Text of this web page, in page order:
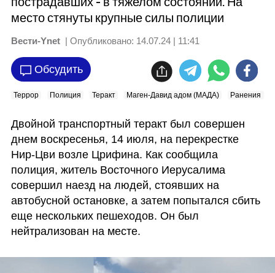
место стянуты крупные силы полиции
Вести-Ynet | Опубликовано: 14.07.24 | 11:41
Обсудить
Террор Полиция Теракт Маген-Давид адом (МАДА) Ранения
Двойной транспортный теракт был совершен
днем воскресенья, 14 июля, на перекрестке
Нир-Цви возле Црифина. Как сообщила
полиция, житель Восточного Иерусалима
совершил наезд на людей, стоявших на
автобусной остановке, а затем попытался сбить
еще нескольких пешеходов. Он был
нейтрализован на месте.